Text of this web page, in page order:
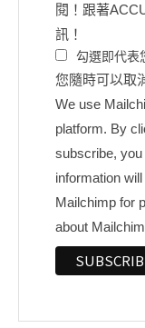
閱！跟著
訊！
勾選即代表
您隨時可以取
We use
platform. By
subscribe,
information
Mailchimp for
about